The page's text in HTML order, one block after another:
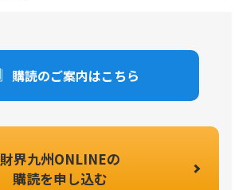
購読のご案内はこちら
財界九州ONLINEの
購読を申し込む